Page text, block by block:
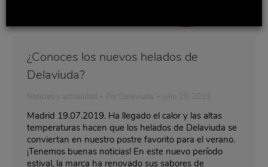
¿Conoces los nuevos helados de
Delaviuda?
Noticias y actualidad Por Delaviuda julio 19, 2019
Madrid 19.07.2019. Ha llegado el calor y las altas
temperaturas hacen que los helados de Delaviuda se
conviertan en nuestro postre favorito para el verano.
¡Tenemos buenas noticias! En este nuevo período
estival, la marca ha renovado sus sabores de